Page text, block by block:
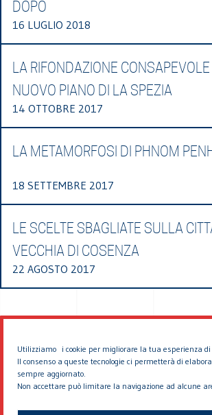
Utilizziamo i cookie per migliorare la tua esperienza di
Il consenso a queste tecnologie ci permetterà di
sempre aggiornato.
Non accettare può limitare la navigazione ad alcune
DOPO
16 LUGLIO 2018
LA RIFONDAZIONE
NUOVO PIANO DI LA SPEZIA
14 OTTOBRE 2017
LA METAMORFOSI DI PHNOM
18 SETTEMBRE 2017
LE SCELTE SBAGLIATE SULLA
VECCHIA DI COSENZA
22 AGOSTO 2017
© 2026 EDDYBURG